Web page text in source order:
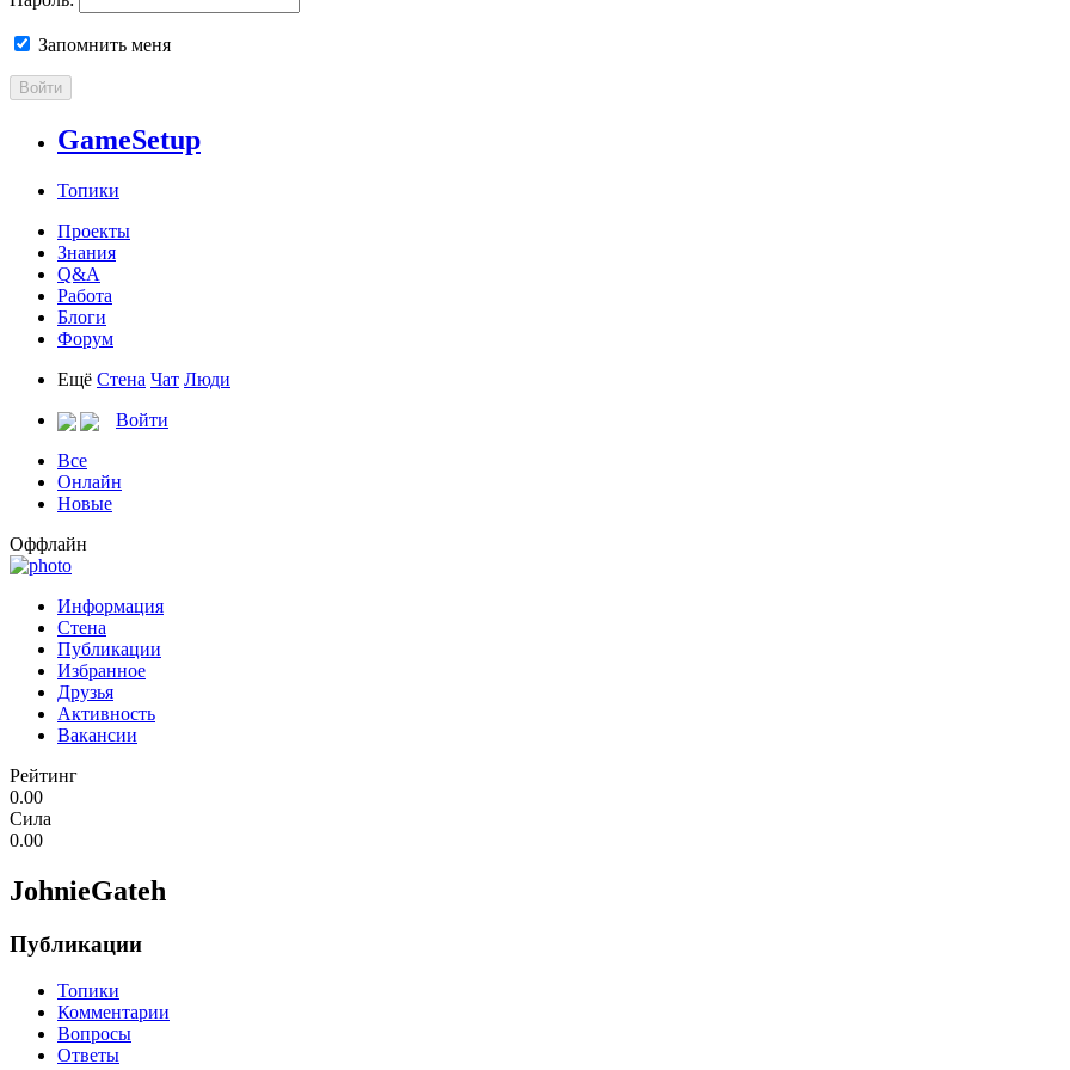
Запомнить меня
Войти
GameSetup
Топики
Проекты
Знания
Q&A
Работа
Блоги
Форум
Ещё Стена Чат Люди
Войти
Все
Онлайн
Новые
Оффлайн
Информация
Стена
Публикации
Избранное
Друзья
Активность
Вакансии
Рейтинг
0.00
Сила
0.00
JohnieGateh
Публикации
Топики
Комментарии
Вопросы
Ответы